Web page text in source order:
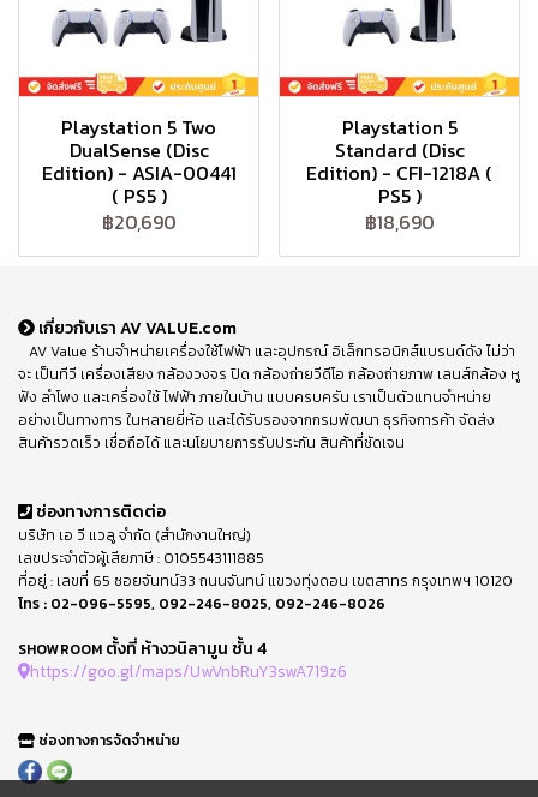
Playstation 5 Two
DualSense (Disc
Edition) - ASIA-00441
( PS5 )
฿20,690
Playstation 5
Standard (Disc
Edition) - CFI-1218A (
PS5 )
฿18,690
เกี่ยวกับเรา AV VALUE.com
AV Value ร้านจำหน่ายเครื่องใช้ไฟฟ้า และอุปกรณ์ อิเล็กทรอนิกส์แบรนด์ดัง ไม่ว่า
จะ เป็นทีวี เครื่องเสียง กล้องวงจร ปิด กล้องถ่ายวีดีโอ กล้องถ่ายภาพ เลนส์กล้อง หู
ฟัง ลำโพง และเครื่องใช้ ไฟฟ้า ภายในบ้าน แบบครบครัน เราเป็นตัวแทนจำหน่าย
อย่างเป็นทางการ ในหลายยี่ห้อ และได้รับรองจากกรมพัฒนา ธุรกิจการค้า จัดส่ง
สินค้ารวดเร็ว เชื่อถือได้ และนโยบายการรับประกัน สินค้าที่ชัดเจน
ช่องทางการติดต่อ
บริษัท เอ วี แวลู จำกัด (สำนักงานใหญ่)
เลขประจำตัวผู้เสียภาษี : 0105543111885
ที่อยู่ : เลขที่ 65 ซอยจันทน์33 ถนนจันทน์ แขวงทุ่งดอน เขตสาทร กรุงเทพฯ 10120
โทร : 02-096-5595, 092-246-8025, 092-246-8026
SHOWROOM ตั้งที่ ห้างวนิลามูน ชั้น 4
https://goo.gl/maps/UwVnbRuY3swA719z6
ช่องทางการจัดจำหน่าย